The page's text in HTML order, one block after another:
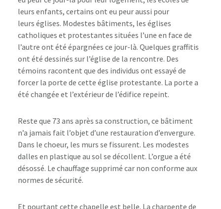
leurs enfants, certains ont eu peur aussi pour
leurs églises. Modestes bâtiments, les églises
catholiques et protestantes situées l’une en face de
l’autre ont été épargnées ce jour-là. Quelques graffitis
ont été dessinés sur l’église de la rencontre. Des
témoins racontent que des individus ont essayé de
forcer la porte de cette église protestante. La porte a
été changée et l’extérieur de l’édifice repeint.
Reste que 73 ans après sa construction, ce bâtiment
n’a jamais fait l’objet d’une restauration d’envergure.
Dans le choeur, les murs se fissurent. Les modestes
dalles en plastique au sol se décollent. L’orgue a été
désossé. Le chauffage supprimé car non conforme aux
normes de sécurité.
Et pourtant cette chapelle est belle. La charpente de